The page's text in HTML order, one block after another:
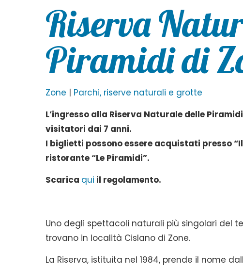
Riserva
Piramidi di
Zone | Parchi, riserve naturali e grotte
L’ingresso alla Riserva Naturale delle
visitatori dai 7 anni.
I biglietti possono essere acquistati presso
ristorante “Le Piramidi”.
Scarica qui il regolamento.
Uno degli spettacoli naturali più singolari del
trovano in località Cislano di Zone.
La Riserva, istituita nel 1984, prende il nome